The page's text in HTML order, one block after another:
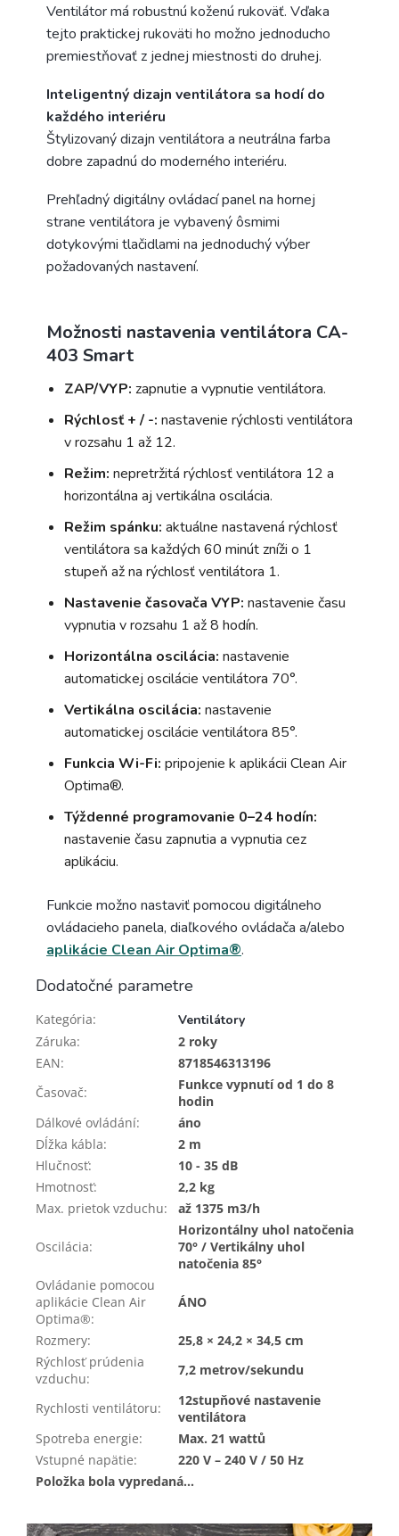
Ventilátor má robustnú koženú rukoväť. Vďaka
tejto praktickej rukoväti ho možno jednoducho
premiestňovať z jednej miestnosti do druhej.
Inteligentný dizajn ventilátora sa hodí do
každého interiéru
Štylizovaný dizajn ventilátora a neutrálna farba
dobre zapadnú do moderného interiéru.
Prehľadný digitálny ovládací panel na hornej
strane ventilátora je vybavený ôsmimi
dotykovými tlačidlami na jednoduchý výber
požadovaných nastavení.
Možnosti nastavenia ventilátora CA-
403 Smart
ZAP/VYP: zapnutie a vypnutie ventilátora.
Rýchlosť + / -: nastavenie rýchlosti ventilátora
v rozsahu 1 až 12.
Režim: nepretržitá rýchlosť ventilátora 12 a
horizontálna aj vertikálna oscilácia.
Režim spánku: aktuálne nastavená rýchlosť
ventilátora sa každých 60 minút zníži o 1
stupeň až na rýchlosť ventilátora 1.
Nastavenie časovača VYP: nastavenie času
vypnutia v rozsahu 1 až 8 hodín.
Horizontálna oscilácia: nastavenie
automatickej oscilácie ventilátora 70°.
Vertikálna oscilácia: nastavenie
automatickej oscilácie ventilátora 85°.
Funkcia Wi-Fi: pripojenie k aplikácii Clean Air
Optima®.
Týždenné programovanie 0–24 hodín:
nastavenie času zapnutia a vypnutia cez
aplikáciu.
Funkcie možno nastaviť pomocou digitálneho
ovládacieho panela, diaľkového ovládača a/alebo
aplikácie Clean Air Optima®.
Dodatočné parametre
Kategória:
Ventilátory
Záruka:
2 roky
EAN:
8718546313196
Časovač:
Funkce vypnutí od 1 do 8
hodin
Dálkové ovládání:
áno
Dĺžka kábla:
2 m
Hlučnosť:
10 - 35 dB
Hmotnosť:
2,2 kg
Max. prietok vzduchu: až 1375 m3/h
Oscilácia:
Horizontálny uhol natočenia
70° / Vertikálny uhol
natočenia 85°
Ovládanie pomocou
aplikácie Clean Air
Optima®:
ÁNO
Rozmery:
25,8 × 24,2 × 34,5 cm
Rýchlosť prúdenia
vzduchu:
7,2 metrov/sekundu
Rychlosti ventilátoru:
12stupňové nastavenie
ventilátora
Spotreba energie:
Max. 21 wattů
Vstupné napätie:
220 V – 240 V / 50 Hz
Položka bola vypredaná…